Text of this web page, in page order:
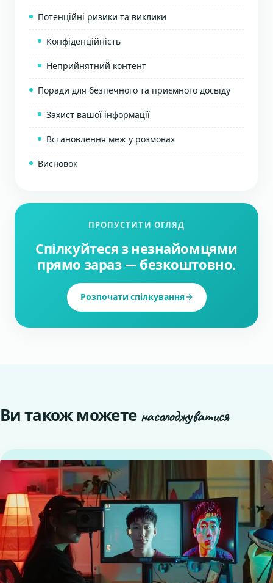
Потенційні ризики та виклики
Конфіденційність
Неприйнятний контент
Поради для безпечного та приємного досвіду
Захист вашої інформації
Встановлення меж у розмовах
Висновок
ПРОПУСТИТИ ОГЛЯД
Спілкуйтеся з незнайомцями
прямо зараз — безкоштовно.
Розпочати спілкування
Ви також можете насолоджуватися